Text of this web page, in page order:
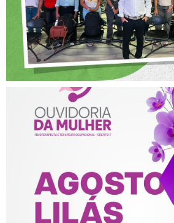
AGOSTO LILÁS –
PROTEGER E
VIOLÊNCIA
MULHER